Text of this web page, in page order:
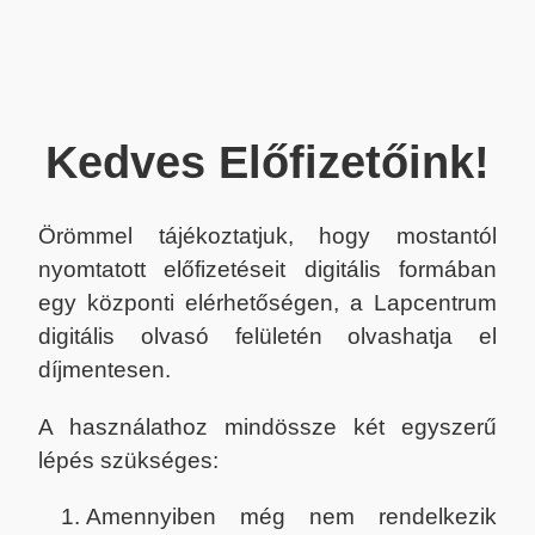
Kedves Előfizetőink!
Örömmel tájékoztatjuk, hogy mostantól
nyomtatott előfizetéseit digitális formában
egy központi elérhetőségen, a Lapcentrum
digitális olvasó felületén olvashatja el
díjmentesen.
A használathoz mindössze két egyszerű
lépés szükséges:
Amennyiben még nem rendelkezik